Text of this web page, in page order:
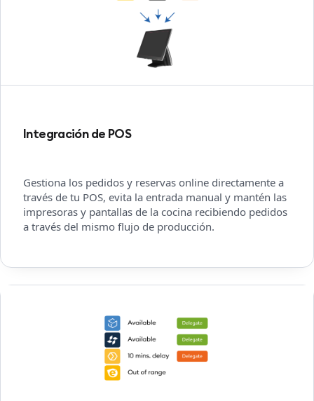
Integración de POS
Gestiona los pedidos y reservas online directamente a
través de tu POS, evita la entrada manual y mantén las
impresoras y pantallas de la cocina recibiendo pedidos
a través del mismo flujo de producción.